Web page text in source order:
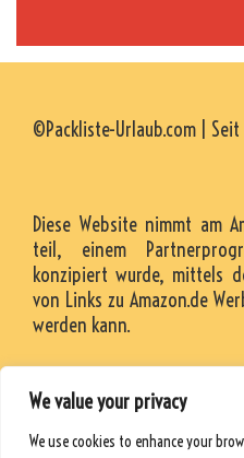
We value your privacy
We use cookies to enhance your
©Packliste-Urlaub.com | Seit
Diese Website nimmt am
teil, einem
konzipiert wurde, mittels
von Links zu Amazon.de
werden kann.
RESSOURCEN